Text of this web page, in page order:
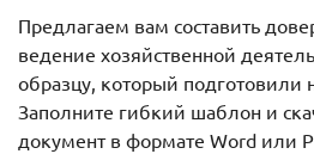
Предлагаем вам составить
ведение хозяйственной
образцу, который подготовили
Заполните гибкий шаблон и
документ в формате Word или